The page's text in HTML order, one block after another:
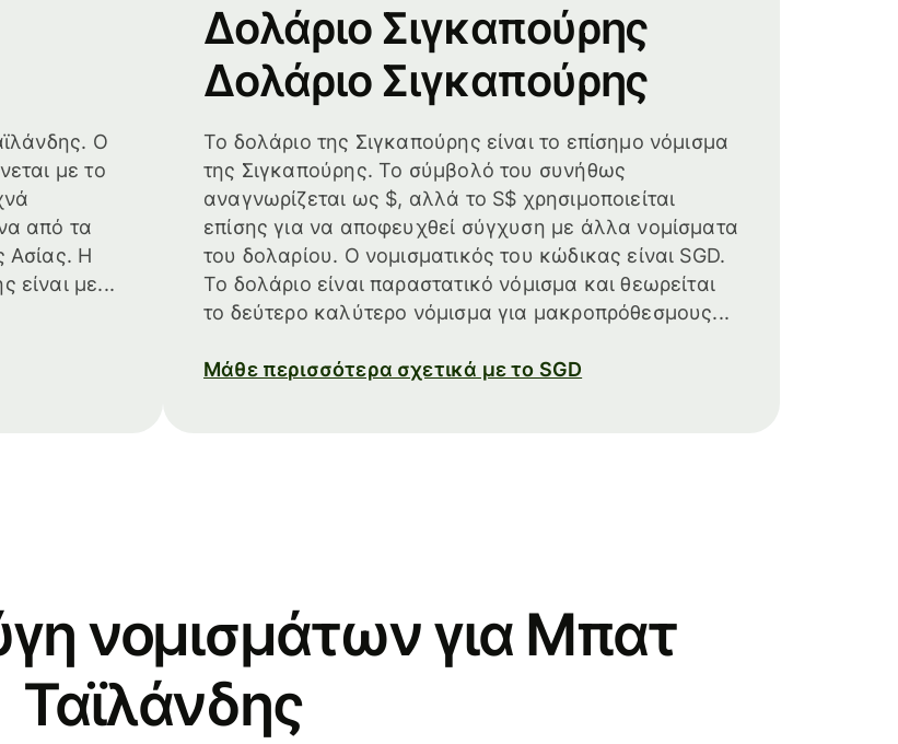
Ο
με το
από τα
Ασίας. Η
είναι με...
Δολάριο Σιγκαπούρης
Δολάριο Σιγκαπούρης
Το δολάριο της Σιγκαπούρης είναι το επίσημο νόμισμα
της Σιγκαπούρης. Το σύμβολό του συνήθως
αναγνωρίζεται ως $, αλλά το S$ χρησιμοποιείται
επίσης για να αποφευχθεί σύγχυση με άλλα νομίσματα
του δολαρίου. Ο νομισματικός του κώδικας είναι SGD.
Το δολάριο είναι παραστατικό νόμισμα και θεωρείται
το δεύτερο καλύτερο νόμισμα για μακροπρόθεσμους...
Μάθε περισσότερα σχετικά με το SGD
νομισμάτων για Μπατ
Ταϊλάνδης